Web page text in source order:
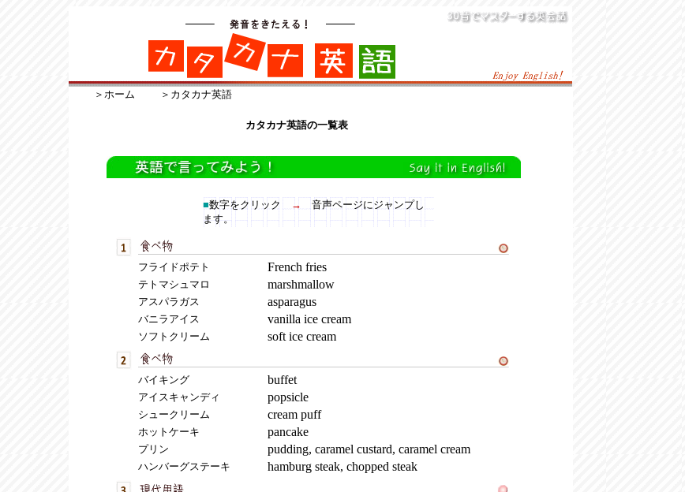
＞ホーム ＞カタカナ英語
カタカナ英語の一覧表
■数字をクリック → 音声ページにジャンプし
ます。
フライドポテト French fries
テトマシュマロ marshmallow
アスパラガス asparagus
バニラアイス vanilla ice cream
ソフトクリーム soft ice cream
バイキング buffet
アイスキャンディ popsicle
シュークリーム cream puff
ホットケーキ pancake
プリン pudding, caramel custard, caramel cream
ハンバーグステーキ hamburg steak, chopped steak